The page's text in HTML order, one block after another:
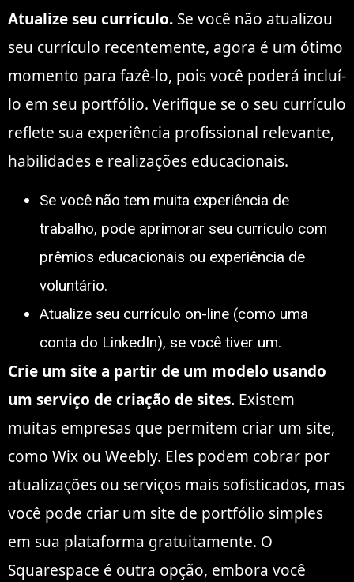
Atualize seu currículo. Se você não atualizou
seu currículo recentemente, agora é um ótimo
momento para fazê-lo, pois você poderá incluí-
lo em seu portfólio. Verifique se o seu currículo
reflete sua experiência profissional relevante,
habilidades e realizações educacionais.
Se você não tem muita experiência de
trabalho, pode aprimorar seu currículo com
prêmios educacionais ou experiência de
voluntário.
Atualize seu currículo on-line (como uma
conta do LinkedIn), se você tiver um.
Crie um site a partir de um modelo usando
um serviço de criação de sites. Existem
muitas empresas que permitem criar um site,
como Wix ou Weebly. Eles podem cobrar por
atualizações ou serviços mais sofisticados, mas
você pode criar um site de portfólio simples
em sua plataforma gratuitamente. O
Squarespace é outra opção, embora você